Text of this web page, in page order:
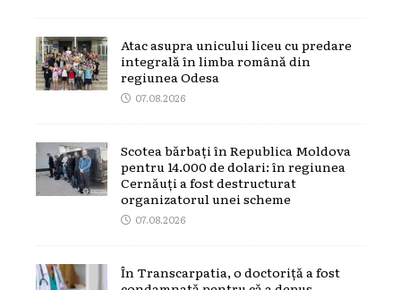
Atac asupra unicului liceu cu predare
integrală în limba română din
regiunea Odesa
07.08.2026
Scotea bărbați în Republica Moldova
pentru 14.000 de dolari: în regiunea
Cernăuți a fost destructurat
organizatorul unei scheme
07.08.2026
În Transcarpatia, o doctoriță a fost